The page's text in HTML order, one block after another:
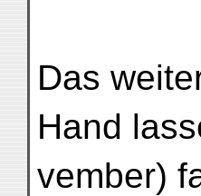
Das
Hand
vember)